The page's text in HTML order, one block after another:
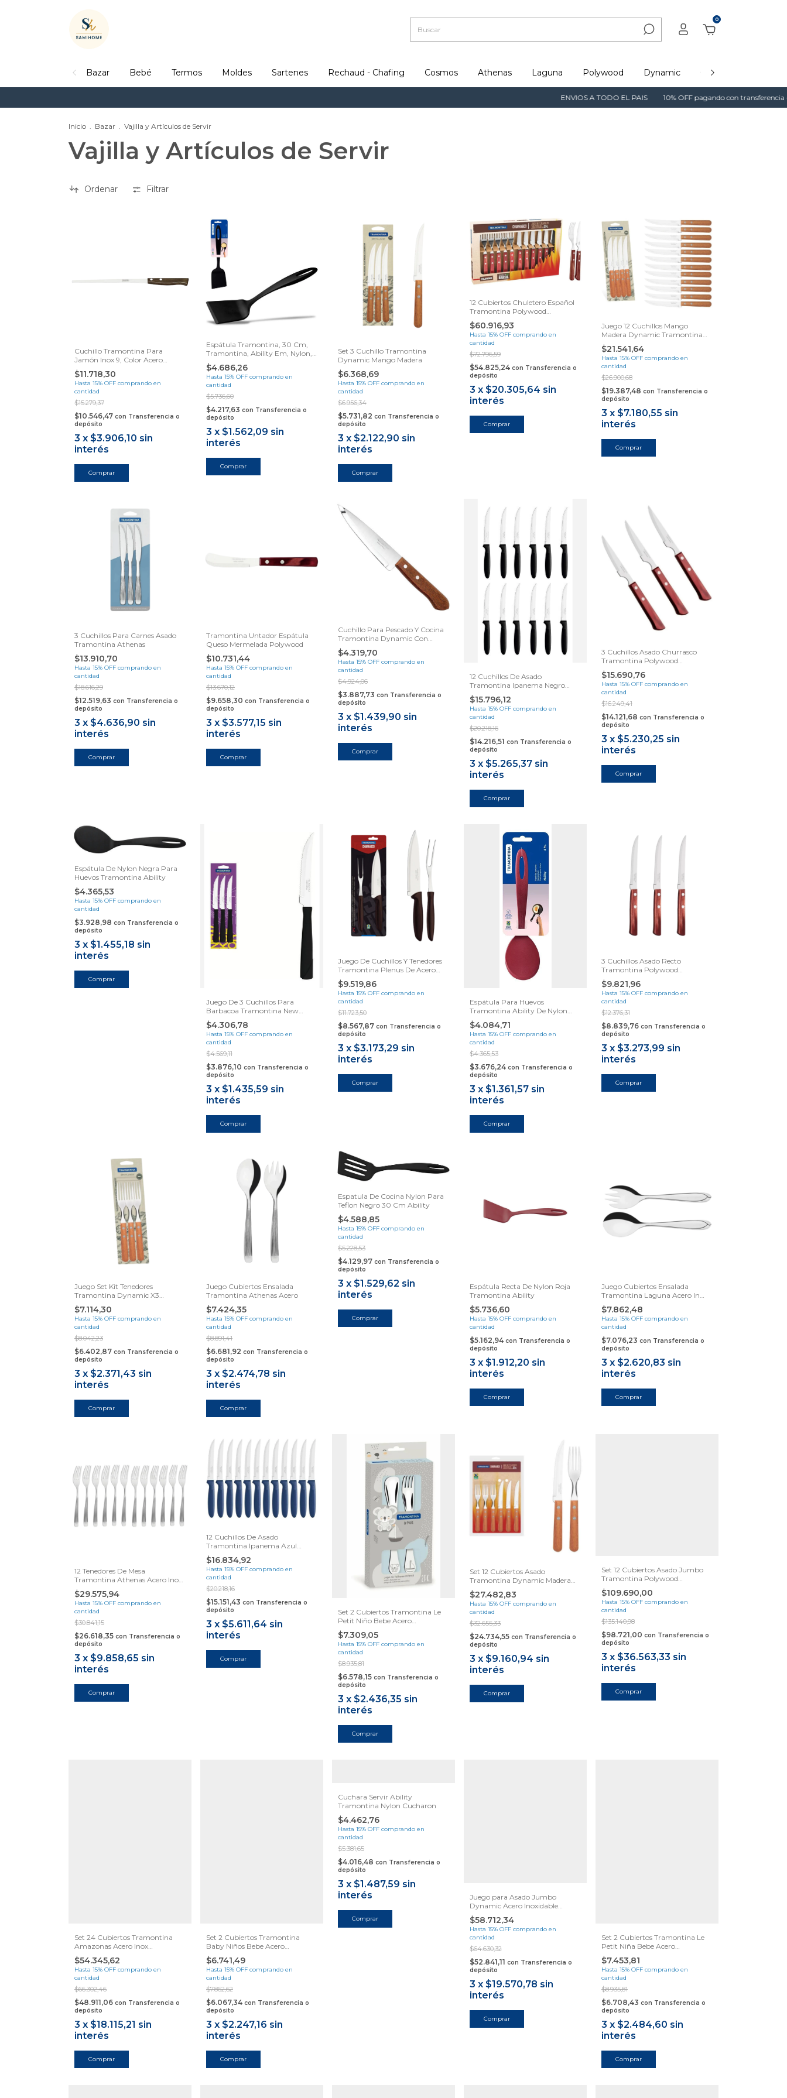
0
Bazar Bebé Termos Moldes Sartenes Rechaud - Chafing Cosmos Athenas Laguna Polywood Dynamic Café, Té y Mate
ENVIOS A TODO EL PAIS 10% OFF pagando con transferencia - 15% OFF
Inicio . Bazar . Vajilla y Artículos de Servir
Vajilla y Artículos de Servir
Ordenar Filtrar
Cuchillo Tramontina Para
Jamón Inox 9, Color Acero
Inoxidable
$11.718,30
Hasta 15% OFF comprando en
cantidad
$15.279,37
$10.546,47 con Transferencia o
depósito
3 x $3.906,10 sin
interés
Espátula Tramontina, 30 Cm,
Tramontina, Ability Em, Nylon,
Resistente, Para Cocina, Negra
$4.686,26
Hasta 15% OFF comprando en
cantidad
$5.736,60
$4.217,63 con Transferencia o
depósito
3 x $1.562,09 sin
interés
Set 3 Cuchillo Tramontina
Dynamic Mango Madera
$6.368,69
Hasta 15% OFF comprando en
cantidad
$6.956,34
$5.731,82 con Transferencia o
depósito
3 x $2.122,90 sin
interés
12 Cubiertos Chuletero Español
Tramontina Polywood
Samihome
$60.916,93
Hasta 15% OFF comprando en
cantidad
$72.796,59
$54.825,24 con Transferencia o
depósito
3 x $20.305,64 sin
interés
Juego 12 Cuchillos Mango
Madera Dynamic Tramontina
Samihome
$21.541,64
Hasta 15% OFF comprando en
cantidad
$26.900,68
$19.387,48 con Transferencia o
depósito
3 x $7.180,55 sin
interés
3 Cuchillos Para Carnes Asado
Tramontina Athenas
$13.910,70
Hasta 15% OFF comprando en
cantidad
$18.616,29
$12.519,63 con Transferencia o
depósito
3 x $4.636,90 sin
interés
Tramontina Untador Espátula
Queso Mermelada Polywood
$10.731,44
Hasta 15% OFF comprando en
cantidad
$13.670,12
$9.658,30 con Transferencia o
depósito
3 x $3.577,15 sin
interés
Cuchillo Para Pescado Y Cocina
Tramontina Dynamic Con
Lámina De Acero Inoxidable Y
Mango De Madera Natural 5
$4.319,70
Hasta 15% OFF comprando en
cantidad
$4.924,06
$3.887,73 con Transferencia o
depósito
3 x $1.439,90 sin
interés
12 Cuchillos De Asado
Tramontina Ipanema Negro
Samihome
$15.796,12
Hasta 15% OFF comprando en
cantidad
$20.218,16
$14.216,51 con Transferencia o
depósito
3 x $5.265,37 sin
interés
3 Cuchillos Asado Churrasco
Tramontina Polywood
Samihome
$15.690,76
Hasta 15% OFF comprando en
cantidad
$16.249,41
$14.121,68 con Transferencia o
depósito
3 x $5.230,25 sin
interés
Espátula De Nylon Negra Para
Huevos Tramontina Ability
$4.365,53
Hasta 15% OFF comprando en
cantidad
$3.928,98 con Transferencia o
depósito
3 x $1.455,18 sin
interés
Juego De 3 Cuchillos Para
Barbacoa Tramontina New
Kolor De Acero Inoxidable, Color
Negro
$4.306,78
Hasta 15% OFF comprando en
cantidad
$4.569,11
$3.876,10 con Transferencia o
depósito
3 x $1.435,59 sin
interés
Juego De Cuchillos Y Tenedores
Tramontina Plenus De Acero
Inoxidable Para Trinchar, Color
Marrón
$9.519,86
Hasta 15% OFF comprando en
cantidad
$11.723,50
$8.567,87 con Transferencia o
depósito
3 x $3.173,29 sin
interés
Espátula Para Huevos
Tramontina Ability De Nylon
Roja
$4.084,71
Hasta 15% OFF comprando en
cantidad
$4.365,53
$3.676,24 con Transferencia o
depósito
3 x $1.361,57 sin
interés
3 Cuchillos Asado Recto
Tramontina Polywood
Samihome
$9.821,96
Hasta 15% OFF comprando en
cantidad
$12.376,31
$8.839,76 con Transferencia o
depósito
3 x $3.273,99 sin
interés
Juego Set Kit Tenedores
Tramontina Dynamic X3
Inoxidable
$7.114,30
Hasta 15% OFF comprando en
cantidad
$8.042,23
$6.402,87 con Transferencia o
depósito
3 x $2.371,43 sin
interés
Juego Cubiertos Ensalada
Tramontina Athenas Acero
$7.424,35
Hasta 15% OFF comprando en
cantidad
$8.891,41
$6.681,92 con Transferencia o
depósito
3 x $2.474,78 sin
interés
Espatula De Cocina Nylon Para
Teflon Negro 30 Cm Ability
$4.588,85
Hasta 15% OFF comprando en
cantidad
$5.228,53
$4.129,97 con Transferencia o
depósito
3 x $1.529,62 sin
interés
Espátula Recta De Nylon Roja
Tramontina Ability
$5.736,60
Hasta 15% OFF comprando en
cantidad
$5.162,94 con Transferencia o
depósito
3 x $1.912,20 sin
interés
Juego Cubiertos Ensalada
Tramontina Laguna Acero In
Samihome
$7.862,48
Hasta 15% OFF comprando en
cantidad
$7.076,23 con Transferencia o
depósito
3 x $2.620,83 sin
interés
12 Tenedores De Mesa
Tramontina Athenas Acero Inox
Samihome
$29.575,94
Hasta 15% OFF comprando en
cantidad
$30.841,15
$26.618,35 con Transferencia o
depósito
3 x $9.858,65 sin
interés
12 Cuchillos De Asado
Tramontina Ipanema Azul
Samihome
$16.834,92
Hasta 15% OFF comprando en
cantidad
$20.218,16
$15.151,43 con Transferencia o
depósito
3 x $5.611,64 sin
interés
Set 2 Cubiertos Tramontina Le
Petit Niño Bebe Acero
Samihome
$7.309,05
Hasta 15% OFF comprando en
cantidad
$8.935,81
$6.578,15 con Transferencia o
depósito
3 x $2.436,35 sin
interés
Set 12 Cubiertos Asado
Tramontina Dynamic Madera
Samihome
$27.482,83
Hasta 15% OFF comprando en
cantidad
$32.655,33
$24.734,55 con Transferencia o
depósito
3 x $9.160,94 sin
interés
Set 12 Cubiertos Asado Jumbo
Tramontina Polywood
Samihome
$109.690,00
Hasta 15% OFF comprando en
cantidad
$135.140,98
$98.721,00 con Transferencia o
depósito
3 x $36.563,33 sin
interés
Set 24 Cubiertos Tramontina
Amazonas Acero Inox
Samihome
$54.345,62
Hasta 15% OFF comprando en
cantidad
$66.302,46
$48.911,06 con Transferencia o
depósito
3 x $18.115,21 sin
interés
Set 2 Cubiertos Tramontina
Baby Niños Bebe Acero
Samihome
$6.741,49
Hasta 15% OFF comprando en
cantidad
$7.862,62
$6.067,34 con Transferencia o
depósito
3 x $2.247,16 sin
interés
Cuchara Servir Ability
Tramontina Nylon Cucharon
$4.462,76
Hasta 15% OFF comprando en
cantidad
$5.381,65
$4.016,48 con Transferencia o
depósito
3 x $1.487,59 sin
interés
Juego para Asado Jumbo
Dynamic Acero Inoxidable
Tramontina
$58.712,34
Hasta 15% OFF comprando en
cantidad
$64.630,32
$52.841,11 con Transferencia o
depósito
3 x $19.570,78 sin
interés
Set 2 Cubiertos Tramontina Le
Petit Niña Bebe Acero
Samihome
$7.453,81
Hasta 15% OFF comprando en
cantidad
$8.935,81
$6.708,43 con Transferencia o
depósito
3 x $2.484,60 sin
interés